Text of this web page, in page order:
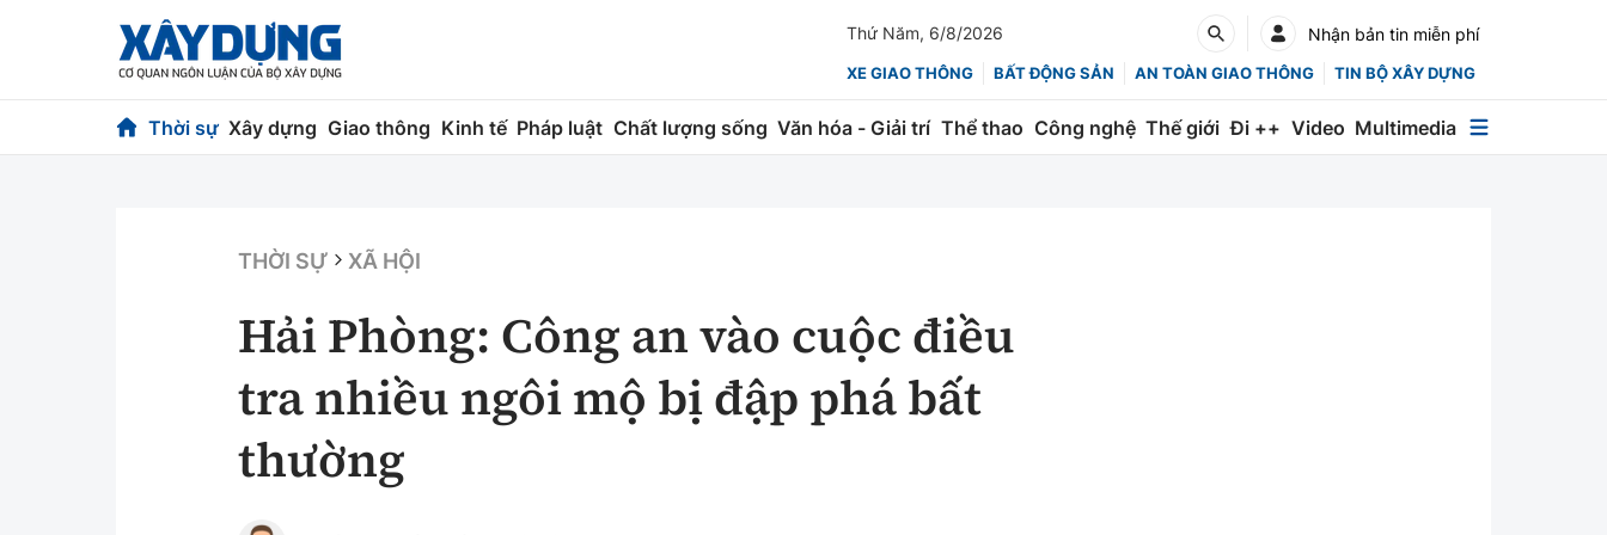
Thứ Năm, 6/8/2026 Nhận bản tin miễn phí
XE GIAO THÔNG BẤT ĐỘNG SẢN AN TOÀN GIAO THÔNG TIN BỘ XÂY DỰNG
Thời sự Xây dựng Giao thông Kinh tế Pháp luật Chất lượng sống Văn hóa - Giải trí Thể thao Công nghệ Thế giới Đi ++ Video Multimedia
Chuyện dọc đường
Chỉ đạo điều hành
Vật liệu xây dựng
Giám định chất lượng
Quản lý đô thị
Hàng không
Đường sắt
Chứng khoán
Bảo hiểm
THỜI SỰ XÃ HỘI
Hải Phòng: Công an vào cuộc điều
tra nhiều ngôi mộ bị đập phá bất
thường